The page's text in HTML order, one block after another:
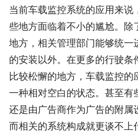
当前车载监控系统的应用来说
些地方面临着不小的尴尬。除
地方，相关管理部门能够统一
的安装以外。在更多的行驶条
比较松懈的地方，车载监控的
一种相对空白的状态。甚至有
还是由广告商作为广告的附属
而相关的系统构成就更谈不上